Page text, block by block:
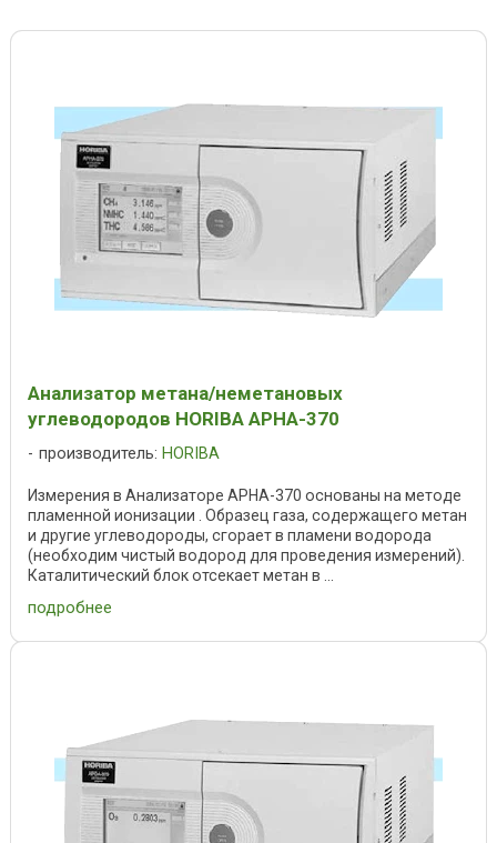
Анализатор метана/неметановых
углеводородов HORIBA APHA-370
производитель: HORIBA
Измерения в Анализаторе APHA-370 основаны на методе
пламенной ионизации . Образец газа, содержащего метан
и другие углеводороды, сгорает в пламени водорода
(необходим чистый водород для проведения измерений).
Каталитический блок отсекает метан в ...
подробнее